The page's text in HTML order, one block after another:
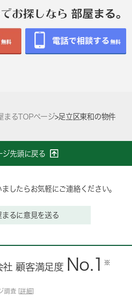
るTOPページ>足立区東和の物件
ジ先頭に戻る
したらお気軽にご連絡ください。
まるに意見を送る
社 顧客満足度 No.1 ※
調査 [ 詳細